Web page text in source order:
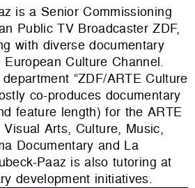
is a Senior Commissioning
Public TV Broadcaster ZDF,
with diverse documentary
Culture Channel.
“ZDF/ARTE Culture
co-produces documentary
feature length) for the ARTE
Arts, Culture, Music,
Documentary and La
Paaz is also tutoring at
development initiatives.